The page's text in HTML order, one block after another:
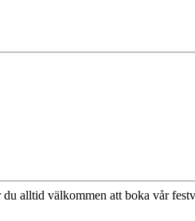
alltid välkommen att boka vår